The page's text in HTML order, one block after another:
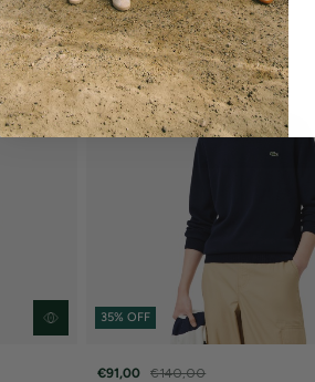
35% OFF
€91,00 €140,00